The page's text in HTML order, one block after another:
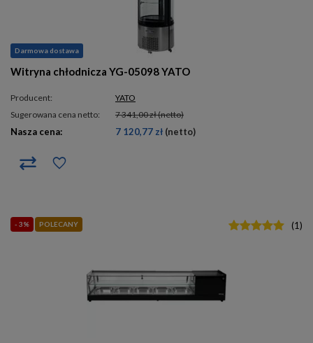
Darmowa dostawa
Witryna chłodnicza YG-05098 YATO
Producent:
YATO
Sugerowana cena netto:
7 341,00 zł(netto)
Nasza cena: 7 120,77 zł (netto)
- 3% POLECANY (1)